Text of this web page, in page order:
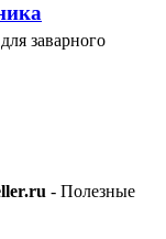
заварного
- Полезные